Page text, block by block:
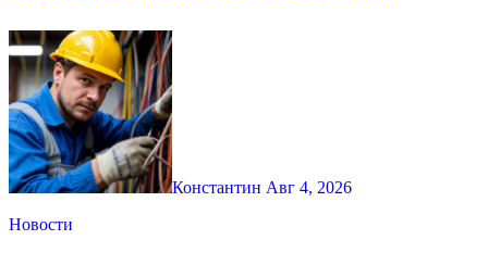
Константин Авг 4, 2026
Новости